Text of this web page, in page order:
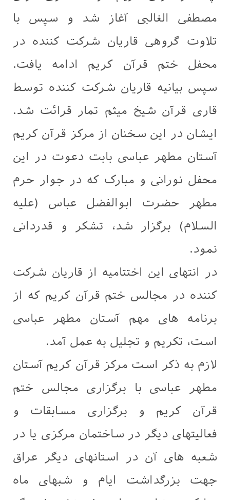
مصطفی الغالبی آغاز شد و سپس با
تلاوت گروهی قاریان شرکت کننده در
محفل ختم قرآن کریم ادامه یافت.
سپس بیانیه قاریان شرکت کننده توسط
قاری قرآن شیخ میثم تمار قرائت شد.
ایشان در این سخنان از مرکز قرآن کریم
آستان مطهر عباسی بابت دعوت در این
محفل نورانی و مبارک که در جوار حرم
مطهر حضرت ابوالفضل عباس (علیه
السلام) برگزار شد، تشکر و قدردانی
نمود.
در انتهای این اختتامیه از قاریان شرکت
کننده در مجالس ختم قرآن کریم که از
برنامه های مهم آستان مطهر عباسی
است، تکریم و تجلیل به عمل آمد.
لازم به ذکر است مرکز قرآن کریم آستان
مطهر عباسی با برگزاری مجالس ختم
قرآن کریم و برگزاری مسابقات و
فعالیتهای دیگر در ساختمان مرکزی یا در
شعبه های آن در استانهای دیگر عراق
جهت بزرگداشت ایام و شبهای ماه